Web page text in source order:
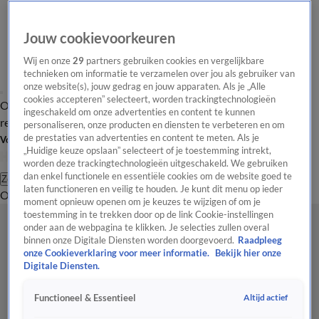
Overzicht Laatste nieuws Regionieuws Het beste van Hart
Tip de
redactie
Volg Hart van Nederland
Zoeken
OverzichtRegioUitzendingenWeerTip de redactiePanelVideo's
Jouw cookievoorkeuren
Wij en onze29 partners gebruiken cookies en vergelijkbare
technieken om informatie te verzamelen over jou als gebruiker van
onze website(s), jouw gedrag en jouw apparaten. Als je „Alle
cookies accepteren” selecteert, worden trackingtechnologieën
ingeschakeld om onze advertenties en content te kunnen
personaliseren, onze producten en diensten te verbeteren en om
de prestaties van advertenties en content te meten. Als je
„Huidige keuze opslaan” selecteert of je toestemming intrekt,
worden deze trackingtechnologieën uitgeschakeld. We gebruiken
dan enkel functionele en essentiële cookies om de website goed te
laten functioneren en veilig te houden. Je kunt dit menu op ieder
moment opnieuw openen om je keuzes te wijzigen of om je
toestemming in te trekken door op de link Cookie-instellingen
onder aan de webpagina te klikken. Je selecties zullen overal
binnen onze Digitale Diensten worden doorgevoerd. Raadpleeg
onze Cookieverklaring voor meer informatie.
Bekijk hier onze
Digitale Diensten.
Functioneel & Essentieel Altijd actief